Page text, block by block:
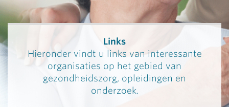
Links
Hieronder vindt u links van interessante
organisaties op het gebied van
gezondheidszorg, opleidingen en
onderzoek.